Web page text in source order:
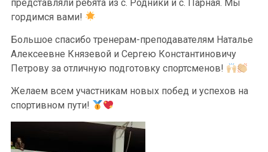
представляли ребята из с. Родники и с. Парная. Мы
гордимся вами!
Большое спасибо тренерам-преподавателям Наталье
Алексеевне Князевой и Сергею Константиновичу
Петрову за отличную подготовку спортсменов!
Желаем всем участникам новых побед и успехов на
спортивном пути!